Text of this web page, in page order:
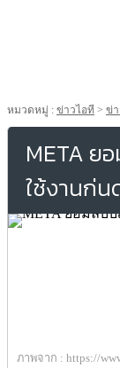
หมวดหมู่ : ข่าวไอที > ข่า
META ย
ใช้งานก่น
ภาพจาก : https://